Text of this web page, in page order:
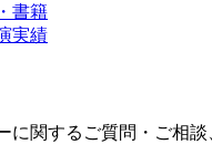
書籍
実績
に関するご質問・ご相